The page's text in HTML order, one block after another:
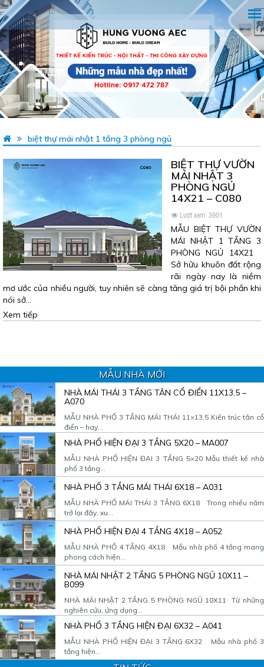
biệt thự mái nhật 1 tầng 3 phòng ngủ
BIỆT THỰ VƯỜN
MÁI NHẬT 3
PHÒNG NGỦ
14X21 – C080
Lượt xem: 3901
MẪU BIỆT THỰ VƯỜN
MÁI NHẬT 1 TẦNG 3
PHÒNG NGỦ 14X21
Sở hữu khuôn đất rộng
rãi ngày nay là niềm
mơ ước của nhiều người, tuy nhiên sẽ càng tăng giá trị bội phần khi
nói sở…
Xem tiếp
MẪU NHÀ MỚI
NHÀ MÁI THÁI 3 TẦNG TÂN CỔ ĐIỂN 11X13,5 –
A070
MẪU NHÀ PHỐ 3 TẦNG MÁI THÁI 11×13,5 Kiến trúc tân cổ
điển – hay...
NHÀ PHỐ HIỆN ĐẠI 3 TẦNG 5X20 – MA007
MẪU NHÀ PHỐ HIỆN ĐẠI 3 TẦNG 5×20 Mẫu thiết kế nhà
phố 3 tầng...
NHÀ PHỐ 3 TẦNG MÁI THÁI 6X18 – A031
MẪU NHÀ PHỐ MÁI THÁI 3 TẦNG 6X18 Trong nhiều năm
trở lại đây, xu...
NHÀ PHỐ HIỆN ĐẠI 4 TẦNG 4X18 – A052
MẪU NHÀ PHỐ 4 TẦNG 4X18 Mẫu nhà phố 4 tầng mang
phong cách hiện...
NHÀ MÁI NHẬT 2 TẦNG 5 PHÒNG NGỦ 10X11 –
B099
NHÀ MÁI NHẬT 2 TẦNG 5 PHÒNG NGỦ 10X11 Từ những
nghiên cứu, ứng dụng...
NHÀ PHỐ 3 TẦNG HIỆN ĐẠI 6X32 – A041
MẪU NHÀ PHỐ HIỆN ĐẠI 3 TẦNG 6X32 Mẫu nhà phố 3
tầng hiện...